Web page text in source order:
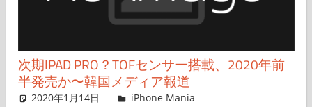
次期IPAD PRO？TOFセンサー搭載、2020年前
半発売か〜韓国メディア報道
2020年1月14日 iPhone Mania
iPhone Mania